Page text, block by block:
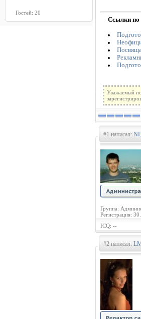
Гостей: 20
Ссылки по
Уважаемый
#1 написал:
Группа:
Регистрация:
ICQ: --
#2 написал: